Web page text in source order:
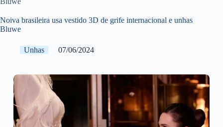
Noiva brasileira usa vestido 3D de grife internacional e unhas
Bluwe
Unhas 07/06/2024